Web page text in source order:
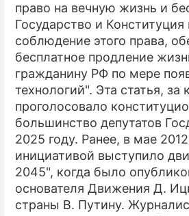
право на вечную жизнь и
Государство и Конституция
соблюдение этого права,
бесплатное продление
гражданину РФ по мере
технологий". Эта статья, за
проголосовало
большинство депутатов
2025 году. Ранее, в мае
инициативой выступило
2045", когда было
основателя Движения Д.
страны В. Путину.